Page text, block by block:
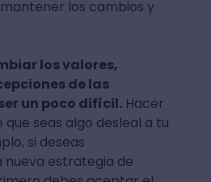
los cambios y
los valores,
de las
un poco difícil.Hacer
seas algo desleal a tu
si deseas
estrategia de